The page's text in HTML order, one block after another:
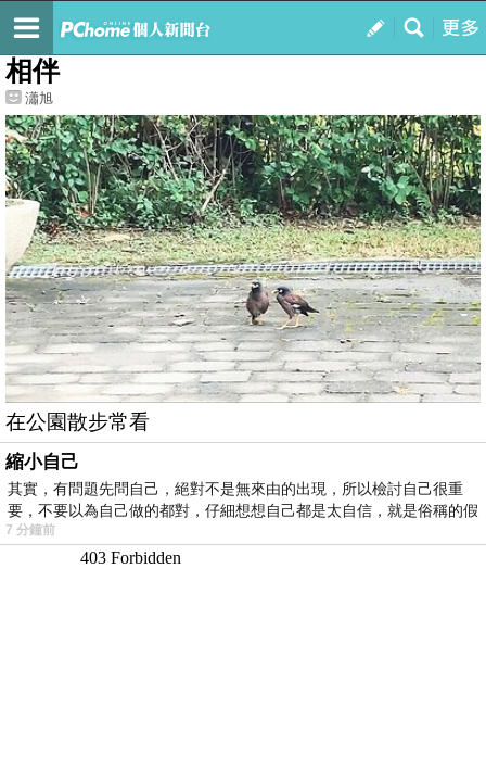
我的
最新文章
相伴
瀟旭
在公園散步常看
縮小自己
其實，有問題先問自己，絕對不是無來由的出現，所以檢討自己很重
要，不要以為自己做的都對，仔細想想自己都是太自信，就是俗稱的假
7 分鐘前